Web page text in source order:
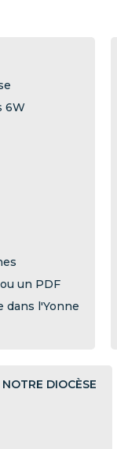
6W
un PDF
dans l'Yonne
DIOCÈSE